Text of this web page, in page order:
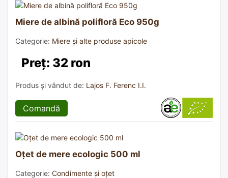
Miere de albină polifloră Eco 950g
Categorie: Miere și alte produse apicole
Preț: 32 ron
Produs și vândut de: Lajos F. Ferenc I.I.
Comandă
Oțet de mere ecologic 500 ml
Categorie: Condimente și oțet